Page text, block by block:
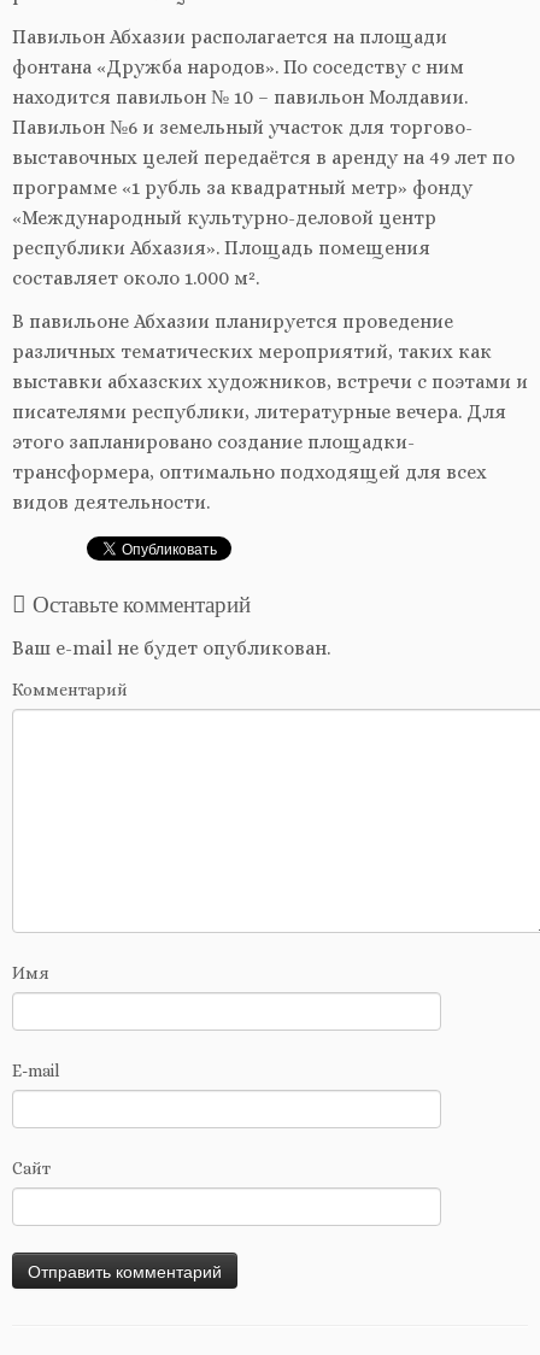
Павильон Абхазии располагается на площади
фонтана «Дружба народов». По соседству с ним
находится павильон № 10 – павильон Молдавии.
Павильон №6 и земельный участок для торгово-
выставочных целей передаётся в аренду на 49 лет по
программе «1 рубль за квадратный метр» фонду
«Международный культурно-деловой центр
республики Абхазия». Площадь помещения
составляет около 1.000 м².
В павильоне Абхазии планируется проведение
различных тематических мероприятий, таких как
выставки абхазских художников, встречи с поэтами и
писателями республики, литературные вечера. Для
этого запланировано создание площадки-
трансформера, оптимально подходящей для всех
видов деятельности.
Оставьте комментарий
Ваш e-mail не будет опубликован.
Комментарий
Имя
E-mail
Сайт